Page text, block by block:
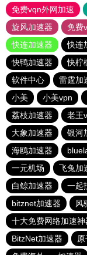
免费vqn外网加速
旋风加速器
免费
快连加速器
快连
快鸭加速器
快柠
软件中心
雷霆加
小美
小美vpn
荔枝加速器
老王
大象加速器
银河
海鸥加速器
一元机场
飞兔加
白鲸加速器
一起
bitznet加速器
风
十大免费网络加速神
BitzNet加速器